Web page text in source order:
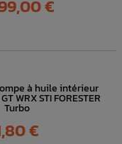
€
à huile intérieur
WRX STI FORESTER
Turbo
€